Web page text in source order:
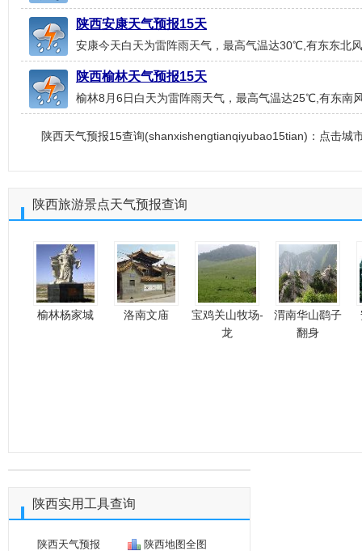
陕西安康天气预报15天
安康今天白天为雷阵雨天气，最高气温达30℃,有东东北
陕西榆林天气预报15天
榆林8月6日白天为雷阵雨天气，最高气温达25℃,有东
陕西天气预报15查询(shanxishengtianqiyubao15tian)：点击城
陕西旅游景点天气预报查询
榆林杨家城 洛南文庙
宝鸡关山牧场-
龙
渭南华山鹞子
翻身
陕西实用工具查询
陕西天气预报
陕西地图全图